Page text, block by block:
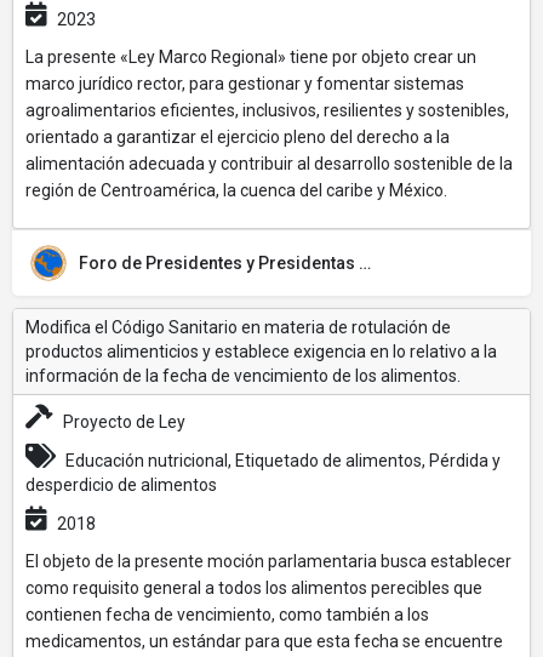
2023
La presente «Ley Marco Regional» tiene por objeto crear un
marco jurídico rector, para gestionar y fomentar sistemas
agroalimentarios eficientes, inclusivos, resilientes y sostenibles,
orientado a garantizar el ejercicio pleno del derecho a la
alimentación adecuada y contribuir al desarrollo sostenible de la
región de Centroamérica, la cuenca del caribe y México.
Foro de Presidentes y Presidentas de Poderes Legislativos de Centroamérica y la Cuenca del Caribe (FOPREL)
Modifica el Código Sanitario en materia de rotulación de
productos alimenticios y establece exigencia en lo relativo a la
información de la fecha de vencimiento de los alimentos.
Proyecto de Ley
Educación nutricional, Etiquetado de alimentos, Pérdida y
desperdicio de alimentos
2018
El objeto de la presente moción parlamentaria busca establecer
como requisito general a todos los alimentos perecibles que
contienen fecha de vencimiento, como también a los
medicamentos, un estándar para que esta fecha se encuentre